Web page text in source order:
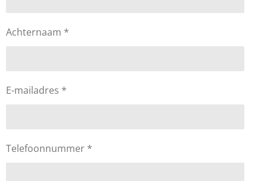
Achternaam *
E-mailadres *
Telefoonnummer *